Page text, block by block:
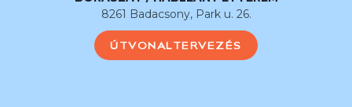
8261 Badacsony, Park u. 26.
ÚTVONALTERVEZÉS